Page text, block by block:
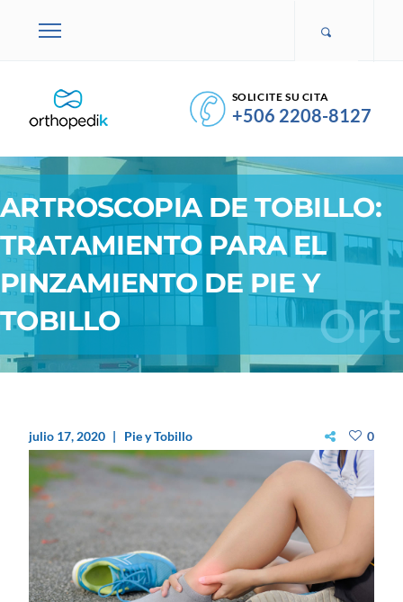
SOLICITE SU CITA
+506 2208-8127
ARTROSCOPIA DE TOBILLO:
TRATAMIENTO PARA EL
PINZAMIENTO DE PIE Y
TOBILLO
julio 17, 2020 Pie y Tobillo 0